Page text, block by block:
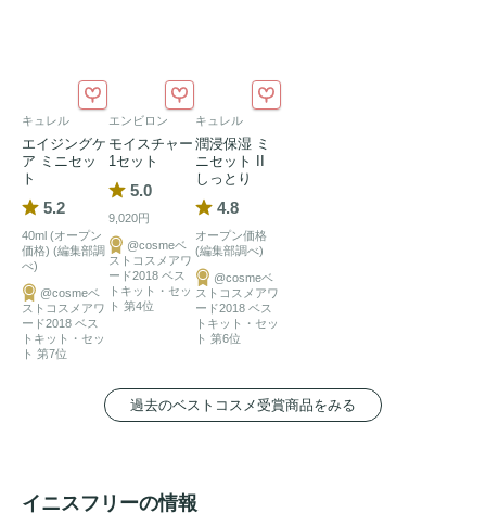
キュレル
エイジングケ
ア ミニセッ
ト
5.2
40ml (オープン
価格) (編集部調
べ)
@cosmeベ
ストコスメアワ
ード2018 ベス
トキット・セッ
ト 第7位
エンビロン
モイスチャー
1セット
5.0
9,020円
@cosmeベ
ストコスメアワ
ード2018 ベス
トキット・セッ
ト 第4位
キュレル
潤浸保湿 ミ
ニセット II
しっとり
4.8
オープン価格
(編集部調べ)
@cosmeベ
ストコスメアワ
ード2018 ベス
トキット・セッ
ト 第6位
過去のベストコスメ受賞商品をみる
イニスフリーの情報